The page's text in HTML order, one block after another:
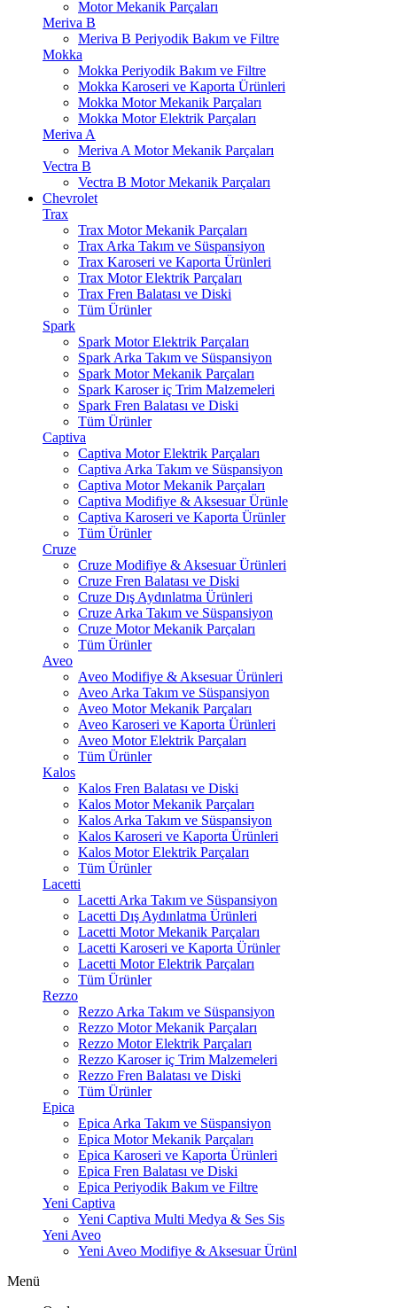
Motor Mekanik Parçaları
Meriva B
Meriva B Periyodik Bakım ve Filtre
Mokka
Mokka Periyodik Bakım ve Filtre
Mokka Karoseri ve Kaporta Ürünleri
Mokka Motor Mekanik Parçaları
Mokka Motor Elektrik Parçaları
Meriva A
Meriva A Motor Mekanik Parçaları
Vectra B
Vectra B Motor Mekanik Parçaları
Chevrolet
Trax
Trax Motor Mekanik Parçaları
Trax Arka Takım ve Süspansiyon
Trax Karoseri ve Kaporta Ürünleri
Trax Motor Elektrik Parçaları
Trax Fren Balatası ve Diski
Tüm Ürünler
Spark
Spark Motor Elektrik Parçaları
Spark Arka Takım ve Süspansiyon
Spark Motor Mekanik Parçaları
Spark Karoser iç Trim Malzemeleri
Spark Fren Balatası ve Diski
Tüm Ürünler
Captiva
Captiva Motor Elektrik Parçaları
Captiva Arka Takım ve Süspansiyon
Captiva Motor Mekanik Parçaları
Captiva Modifiye & Aksesuar Ürünle
Captiva Karoseri ve Kaporta Ürünler
Tüm Ürünler
Cruze
Cruze Modifiye & Aksesuar Ürünleri
Cruze Fren Balatası ve Diski
Cruze Dış Aydınlatma Ürünleri
Cruze Arka Takım ve Süspansiyon
Cruze Motor Mekanik Parçaları
Tüm Ürünler
Aveo
Aveo Modifiye & Aksesuar Ürünleri
Aveo Arka Takım ve Süspansiyon
Aveo Motor Mekanik Parçaları
Aveo Karoseri ve Kaporta Ürünleri
Aveo Motor Elektrik Parçaları
Tüm Ürünler
Kalos
Kalos Fren Balatası ve Diski
Kalos Motor Mekanik Parçaları
Kalos Arka Takım ve Süspansiyon
Kalos Karoseri ve Kaporta Ürünleri
Kalos Motor Elektrik Parçaları
Tüm Ürünler
Lacetti
Lacetti Arka Takım ve Süspansiyon
Lacetti Dış Aydınlatma Ürünleri
Lacetti Motor Mekanik Parçaları
Lacetti Karoseri ve Kaporta Ürünler
Lacetti Motor Elektrik Parçaları
Tüm Ürünler
Rezzo
Rezzo Arka Takım ve Süspansiyon
Rezzo Motor Mekanik Parçaları
Rezzo Motor Elektrik Parçaları
Rezzo Karoser iç Trim Malzemeleri
Rezzo Fren Balatası ve Diski
Tüm Ürünler
Epica
Epica Arka Takım ve Süspansiyon
Epica Motor Mekanik Parçaları
Epica Karoseri ve Kaporta Ürünleri
Epica Fren Balatası ve Diski
Epica Periyodik Bakım ve Filtre
Yeni Captiva
Yeni Captiva Multi Medya & Ses Sis
Yeni Aveo
Yeni Aveo Modifiye & Aksesuar Ürünl
Menü